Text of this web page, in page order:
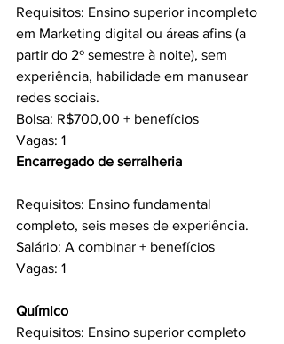
Requisitos: Ensino superior incompleto
em Marketing digital ou áreas afins (a
partir do 2º semestre à noite), sem
experiência, habilidade em manusear
redes sociais.
Bolsa: R$700,00 + benefícios
Vagas: 1
Encarregado de serralheria
Requisitos: Ensino fundamental
completo, seis meses de experiência.
Salário: A combinar + benefícios
Vagas: 1
Químico
Requisitos: Ensino superior completo